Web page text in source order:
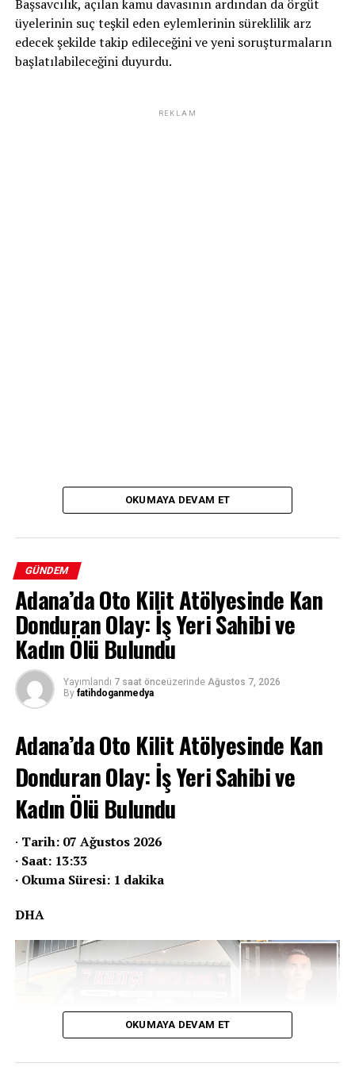
Başsavcılık, açılan kamu davasının ardından da örgüt
üyelerinin suç teşkil eden eylemlerinin süreklilik arz
edecek şekilde takip edileceğini ve yeni soruşturmaların
başlatılabileceğini duyurdu.
REKLAM
OKUMAYA DEVAM ET
GÜNDEM
Adana’da Oto Kilit Atölyesinde Kan
Donduran Olay: İş Yeri Sahibi ve
Kadın Ölü Bulundu
Yayımlandı 7 saat önceüzerinde Ağustos 7, 2026
By fatihdoganmedya
Adana’da Oto Kilit Atölyesinde Kan
Donduran Olay: İş Yeri Sahibi ve
Kadın Ölü Bulundu
· Tarih: 07 Ağustos 2026
· Saat: 13:33
· Okuma Süresi: 1 dakika
DHA
OKUMAYA DEVAM ET